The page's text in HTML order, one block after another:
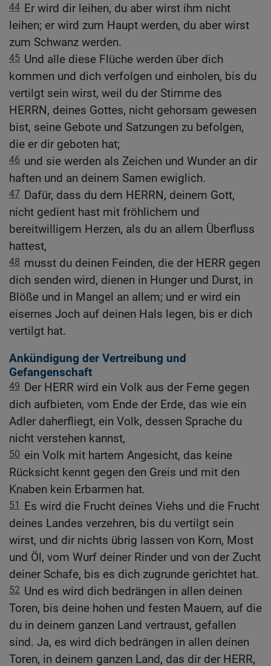
44 Er wird dir leihen, du aber wirst ihm nicht
leihen; er wird zum Haupt werden, du aber wirst
zum Schwanz werden.
45 Und alle diese Flüche werden über dich
kommen und dich verfolgen und einholen, bis du
vertilgt sein wirst, weil du der Stimme des
HERRN, deines Gottes, nicht gehorsam gewesen
bist, seine Gebote und Satzungen zu befolgen,
die er dir geboten hat;
46 und sie werden als Zeichen und Wunder an dir
haften und an deinem Samen ewiglich.
47 Dafür, dass du dem HERRN, deinem Gott,
nicht gedient hast mit fröhlichem und
bereitwilligem Herzen, als du an allem Überfluss
hattest,
48 musst du deinen Feinden, die der HERR gegen
dich senden wird, dienen in Hunger und Durst, in
Blöße und in Mangel an allem; und er wird ein
eisernes Joch auf deinen Hals legen, bis er dich
vertilgt hat.
Ankündigung der Vertreibung und
Gefangenschaft
49 Der HERR wird ein Volk aus der Ferne gegen
dich aufbieten, vom Ende der Erde, das wie ein
Adler daherfliegt, ein Volk, dessen Sprache du
nicht verstehen kannst,
50 ein Volk mit hartem Angesicht, das keine
Rücksicht kennt gegen den Greis und mit den
Knaben kein Erbarmen hat.
51 Es wird die Frucht deines Viehs und die Frucht
deines Landes verzehren, bis du vertilgt sein
wirst, und dir nichts übrig lassen von Korn, Most
und Öl, vom Wurf deiner Rinder und von der Zucht
deiner Schafe, bis es dich zugrunde gerichtet hat.
52 Und es wird dich bedrängen in allen deinen
Toren, bis deine hohen und festen Mauern, auf die
du in deinem ganzen Land vertraust, gefallen
sind. Ja, es wird dich bedrängen in allen deinen
Toren, in deinem ganzen Land, das dir der HERR,